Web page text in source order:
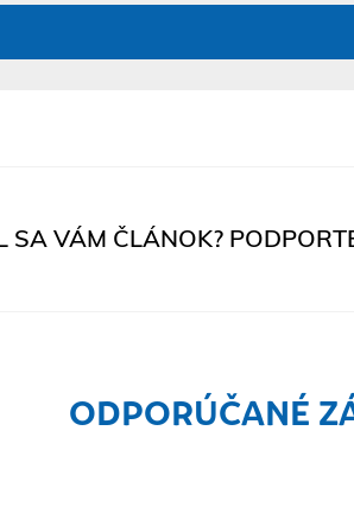
SA VÁM ČLÁNOK?
ODPORÚČANÉ